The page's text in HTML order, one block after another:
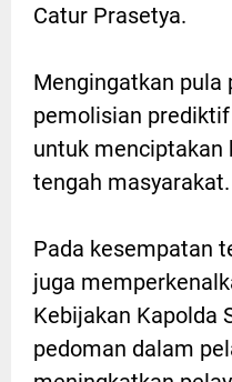
Catur Prasetya.
Mengingatkan pula
pemolisian
untuk menciptakan
tengah masyarakat.
Pada kesempatan
juga
Kebijakan Kapolda
pedoman dalam